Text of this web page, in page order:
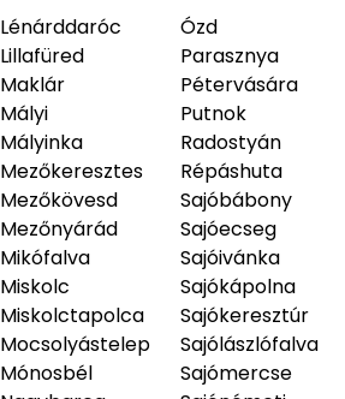
Lénárddaróc
Lillafüred
Maklár
Mályi
Mályinka
Mezőkeresztes
Mezőkövesd
Mezőnyárád
Mikófalva
Miskolc
Miskolctapolca
Mocsolyástelep
Mónosbél
Ózd
Parasznya
Pétervására
Putnok
Radostyán
Répáshuta
Sajóbábony
Sajóecseg
Sajóivánka
Sajókápolna
Sajókeresztúr
Sajólászlófalva
Sajómercse